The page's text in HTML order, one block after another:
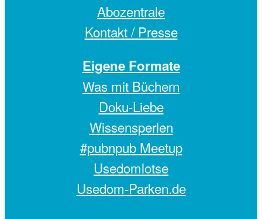
Abozentrale
Kontakt / Presse
Eigene Formate
Was mit Büchern
Doku-Liebe
Wissensperlen
#pubnpub Meetup
Usedomlotse
Usedom-Parken.de